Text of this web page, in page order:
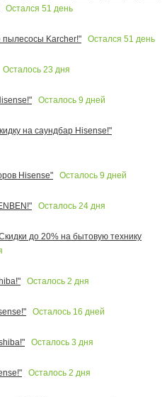
Остался 51 день
Karcher!"
Остался 51 день
Осталось 23 дня
Осталось 9 дней
на саундбар Hisense!"
Hisense"
Осталось 9 дней
Осталось 24 дня
до 20% на бытовую технику
Осталось 2 дня
Осталось 16 дней
Осталось 3 дня
Осталось 2 дня